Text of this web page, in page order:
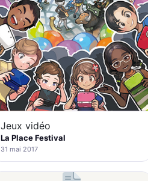
Jeux vidéo
La Place Festival
31 mai 2017